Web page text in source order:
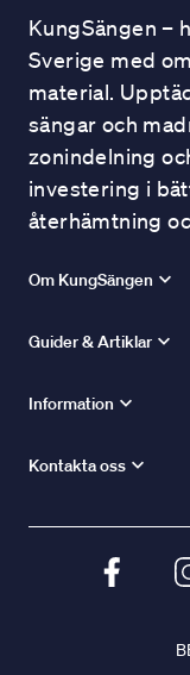
KungSängen –
Sverige med
material.
sängar och
zonindelning
investering i
återhämtning
Om KungSängen
Guider & Artiklar
Information
Kontakta oss